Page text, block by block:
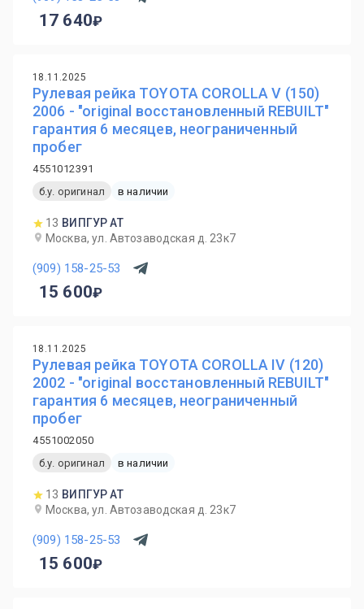
17 640
18.11.2025
Рулевая рейка TOYOTA COROLLA V (150)
2006 - "original восстановленный REBUILT"
гарантия 6 месяцев, неограниченный
пробег
4551012391
б.у. оригинал
в наличии
13 ВИПГУР АТ
Москва, ул. Автозаводская д. 23к7
(909) 158-25-53
15 600
18.11.2025
Рулевая рейка TOYOTA COROLLA IV (120)
2002 - "original восстановленный REBUILT"
гарантия 6 месяцев, неограниченный
пробег
4551002050
б.у. оригинал
в наличии
13 ВИПГУР АТ
Москва, ул. Автозаводская д. 23к7
(909) 158-25-53
15 600